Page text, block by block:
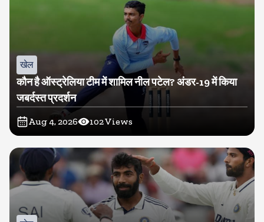
खेल
कौन है ऑस्ट्रेलिया टीम में शामिल नील पटेल? अंडर-19 में किया
जबर्दस्त प्रदर्शन
Aug 4, 2026 102Views